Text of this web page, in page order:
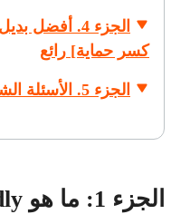
كسر حماية] رائع
الجزء 5. الأسئلة الشائعة حول Sideloadly
الجزء 1: ما هو Sideloadly؟